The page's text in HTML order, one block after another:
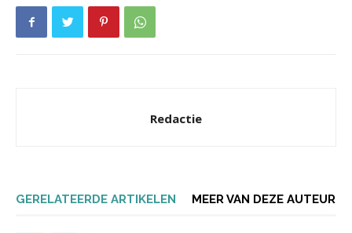
Redactie
GERELATEERDE ARTIKELEN MEER VAN DEZE AUTEUR